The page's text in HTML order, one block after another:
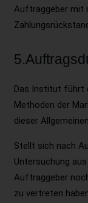
Auftraggeber mit
Das Institut führt
Methoden der
dieser
Stellt sich nach
Untersuchung
Auftraggeber
zu vertreten